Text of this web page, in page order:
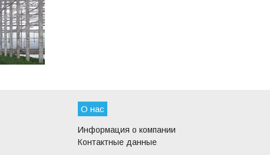
О нас
Информация о компании
Контактные данные